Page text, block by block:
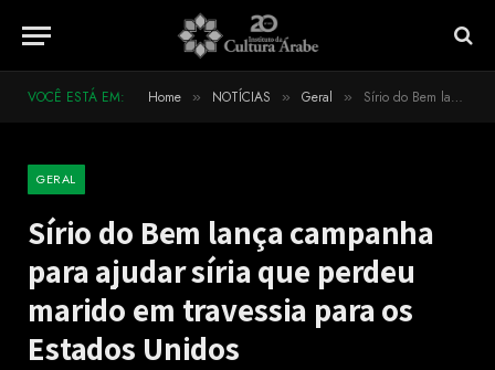
VOCÊ ESTÁ EM: Home » NOTÍCIAS » Geral » Sírio do Bem lança campanha para ajudar síria que perdeu marido em travessia para os Estados Unidos
GERAL
Sírio do Bem lança campanha
para ajudar síria que perdeu
marido em travessia para os
Estados Unidos